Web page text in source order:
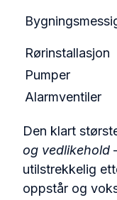
Rørinstallasjon
Pumper
Alarmventiler
Den klart
og vedlikehold
utilstrekkelig
oppstår og